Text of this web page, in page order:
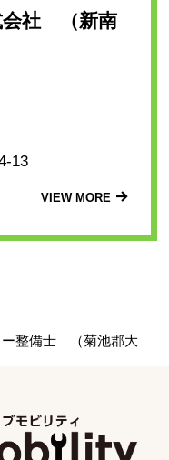
会社 （新南
13
VIEW MORE
ー整備士 （菊池郡大